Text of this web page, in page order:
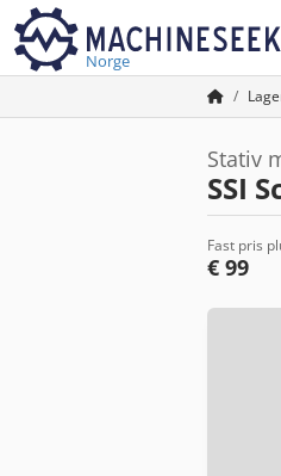
Norge
Stativ
SSI
Fast pris
€ 99